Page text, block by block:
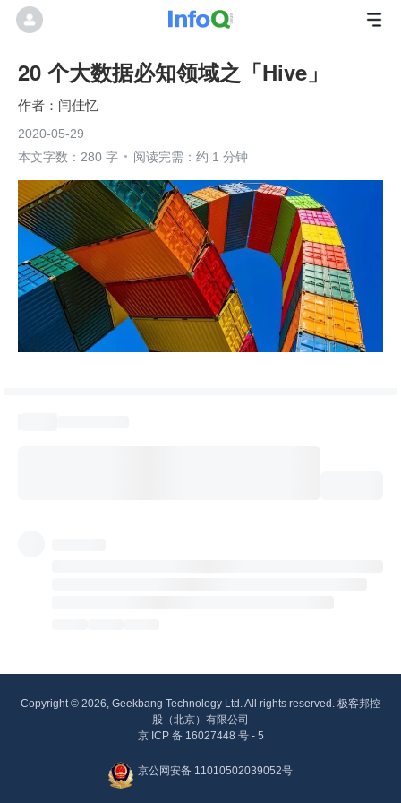
20 个大数据必知领域之「Hive」
闫佳忆
2020-05-29
本文字数：280 字
阅读完需：约 1 分钟
Copyright © 2026, Geekbang Technology Ltd. All rights reserved. 极客邦控
股（北京）有限公司
京 ICP 备 16027448 号 - 5
京公网安备 11010502039052号